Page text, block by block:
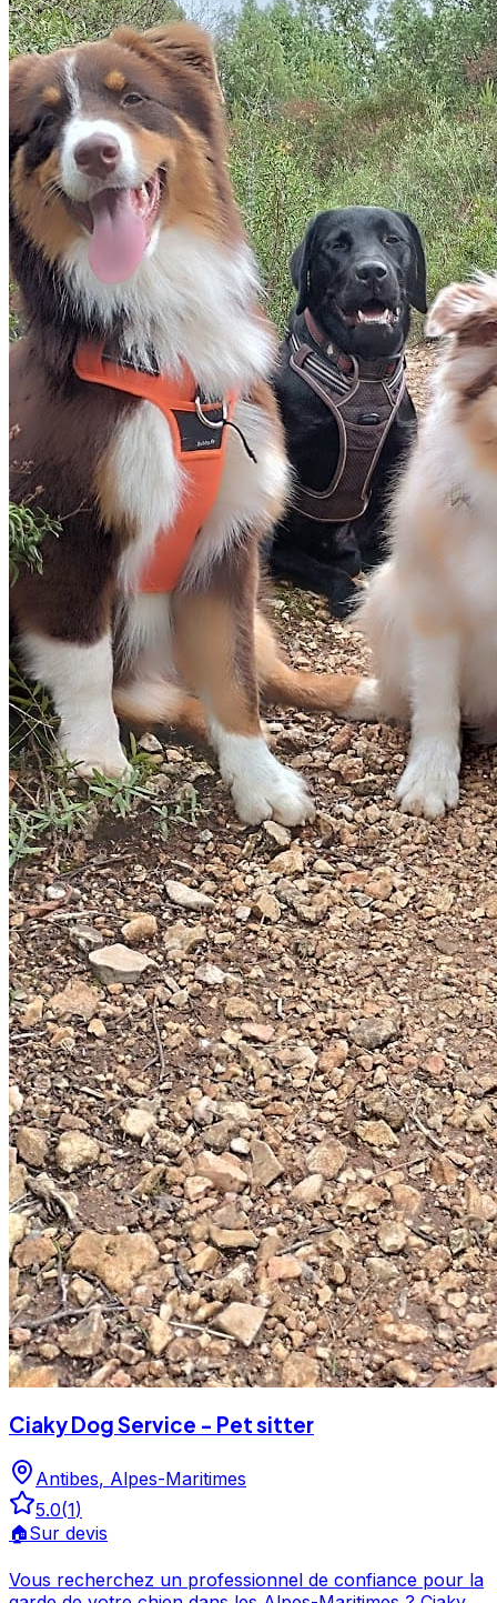
Ciaky Dog Service - Pet sitter
Antibes, Alpes-Maritimes
5.0(1)
🏠Sur devis
Vous recherchez un professionnel de confiance pour la